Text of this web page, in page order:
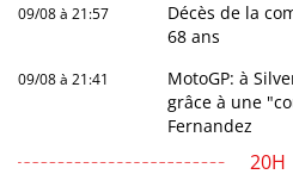
09/08 à 21:57
Décès de la
68 ans
09/08 à 21:41
MotoGP: à
grâce à une
Fernandez
20H